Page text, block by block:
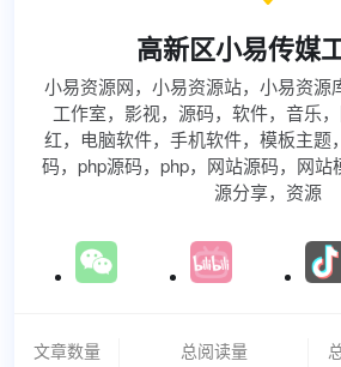
高新区小易传媒
小易资源网，小易资源站，小易资源
工作室，影视，源码，软件，音乐
红，电脑软件，手机软件，模板主题
码，php源码，php，网站源码，网站
源分享，资源
文章数量
总阅读量